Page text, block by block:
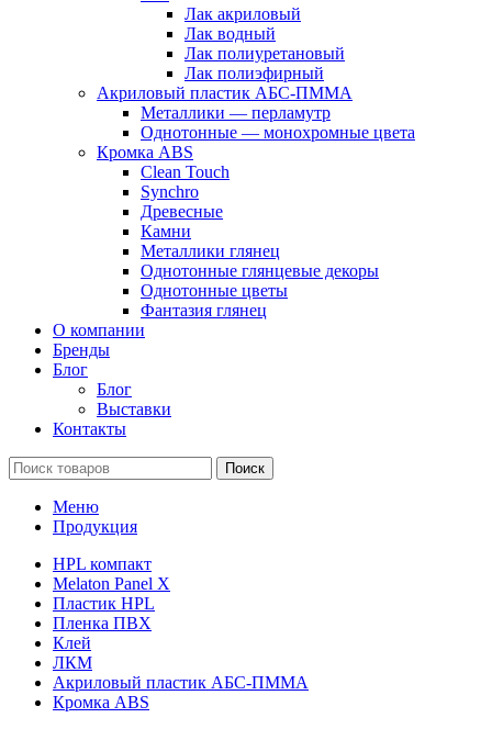
Лак акриловый
Лак водный
Лак полиуретановый
Лак полиэфирный
Акриловый пластик АБС-ПММА
Металлики — перламутр
Однотонные — монохромные цвета
Кромка ABS
Clean Touch
Synchro
Древесные
Камни
Металлики глянец
Однотонные глянцевые декоры
Однотонные цветы
Фантазия глянец
О компании
Бренды
Блог
Блог
Выставки
Контакты
Поиск
Меню
Продукция
HPL компакт
Melaton Panel X
Пластик HPL
Пленка ПВХ
Клей
ЛКМ
Акриловый пластик АБС-ПММА
Кромка ABS